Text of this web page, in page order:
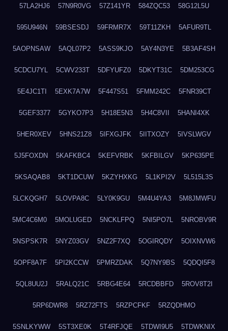
57LA2HJ6 57N9R0VG 57Z141YR 584ZQC53 58G12L5U
595U946N 59BSESDJ 59FRMR7X 59T11ZKH 5AFUR9TL
5AOPNSAW 5AQL07P2 5ASS9KJO 5AY4N3YE 5B3AF4SH
5CDCU7YL 5CWV233T 5DFYUFZ0 5DKYT31C 5DM253CG
5E4JC1TI 5EXK7A7W 5F447S51 5FMM242C 5FNR39CT
5GEF3377 5GYKO7P3 5H18E5N3 5H4C8VII 5HANI4XK
5HER0XEV 5HNS21Z8 5IFXGJFK 5IITXOZY 5IVSLWGV
5J5FOXDN 5KAFKBC4 5KEFVRBK 5KFBILGV 5KP635PE
5KSAQAB8 5KT1DCUW 5KZYHXKG 5L1KPI2V 5L515L3S
5LCKQGH7 5LOVPA8C 5LY0K9GU 5M4U4YA3 5M8JMWFU
5MC4C6M0 5MOLUGED 5NCKLFPQ 5NI5PO7L 5NROBV9R
5NSPSK7R 5NYZ03GV 5NZ2F7XQ 5OGIRQDY 5OIXNVW6
5OPF8A7F 5PI2KCCW 5PMRZDAK 5Q7NY9BS 5QDQI5F8
5QL8UU2J 5RALQ21C 5RBG4E64 5RCDBBFD 5ROV8T2I
5RP6DWR8 5RZ72FTS 5RZPCFKF 5RZQDHMO
5SNLKYWW 5ST3XE0K 5T4RFJQE 5TDWI9U5 5TDWKNIX